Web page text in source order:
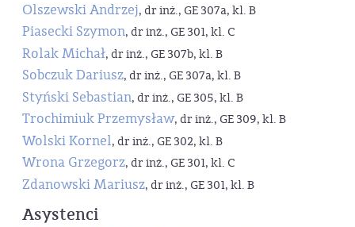
Olszewski Andrzej, dr inż., GE 307a, kl. B
Piasecki Szymon, dr inż., GE 301, kl. C
Rolak Michał, dr inż., GE 307b, kl. B
Sobczuk Dariusz, dr inż., GE 307a, kl. B
Styński Sebastian, dr inż., GE 305, kl. B
Trochimiuk Przemysław, dr inż., GE 309, kl. B
Wolski Kornel, dr inż., GE 302, kl. B
Wrona Grzegorz, dr inż., GE 301, kl. C
Zdanowski Mariusz, dr inż., GE 301, kl. B
Asystenci